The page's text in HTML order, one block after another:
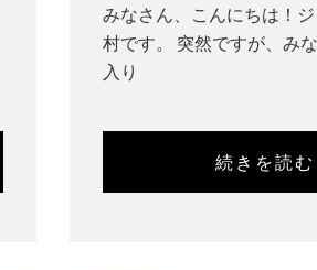
みなさん、こんにちは！
村です。 突然ですが、み
入り
続きを読む